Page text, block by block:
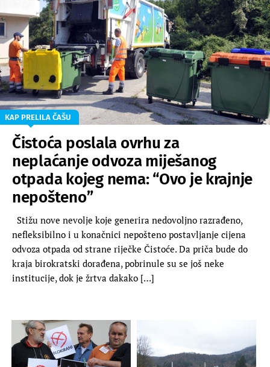
KAP PRELILA ČAŠU
Čistoća poslala ovrhu za
neplaćanje odvoza miješanog
otpada kojeg nema: “Ovo je krajnje
nepošteno”
Stižu nove nevolje koje generira nedovoljno razrađeno,
nefleksibilno i u konačnici nepošteno postavljanje cijena
odvoza otpada od strane riječke Čistoće. Da priča bude do
kraja birokratski dorađena, pobrinule su se još neke
institucije, dok je žrtva dakako […]